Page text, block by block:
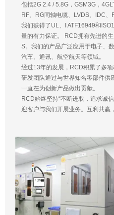
包括2G 2.4 / 5.8G，GSM3G，
RF、RG同轴电缆、LVDS、IDC、
我们获得了UL、I ATF16949和
量的有力保证。 RCD拥有先进的
S。我们的产品广泛应用于电子、
汽车、通讯、航空航天等领域。
经过13年的发展，RCD积累了多
研发团队通过与世界知名零部件供
一直在为创新产品做出贡献。
RCD始终坚持“不断进取，追求诚
迎客户与我们开展业务。互利共赢